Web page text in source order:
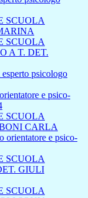
SCUOLA
SCUOLA
A T. DET.
psicologo
e psico-
SCUOLA
CARLA
orientatore e psico-
SCUOLA
GIULI
SCUOLA